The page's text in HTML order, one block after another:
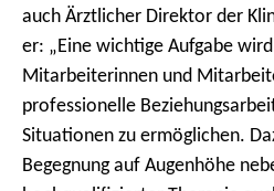
auch Ärztlicher Direktor der
er: „Eine wichtige Aufgabe
Mitarbeiterinnen und
professionelle
Situationen zu ermöglichen.
Begegnung auf Augenhöhe